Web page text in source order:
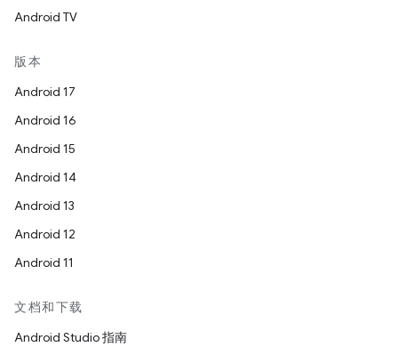
Android TV
版本
Android 17
Android 16
Android 15
Android 14
Android 13
Android 12
Android 11
文档和下载
Android Studio 指南